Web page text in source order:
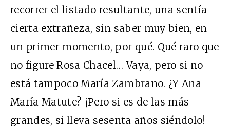
recorrer el listado resultante, una sentía
cierta extrañeza, sin saber muy bien, en
un primer momento, por qué. Qué raro que
no figure Rosa Chacel… Vaya, pero si no
está tampoco María Zambrano. ¿Y Ana
María Matute? ¡Pero si es de las más
grandes, si lleva sesenta años siéndolo!